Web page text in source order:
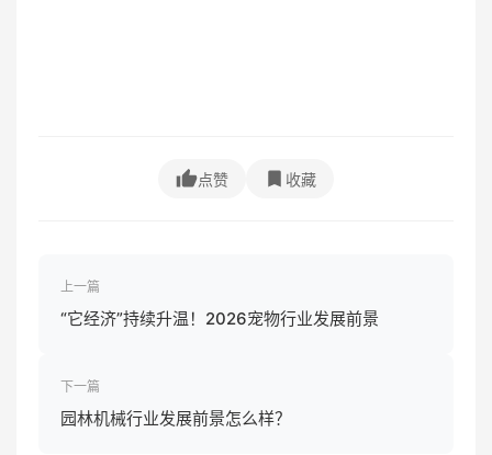
点赞 收藏
上一篇
“它经济”持续升温！2026宠物行业发展前景
下一篇
园林机械行业发展前景怎么样？